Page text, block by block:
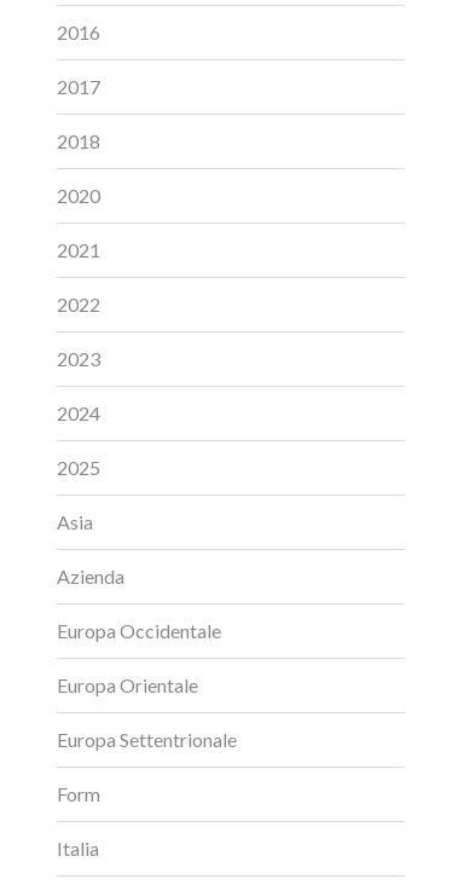
2016
2017
2018
2020
2021
2022
2023
2024
2025
Asia
Azienda
Europa Occidentale
Europa Orientale
Europa Settentrionale
Form
Italia